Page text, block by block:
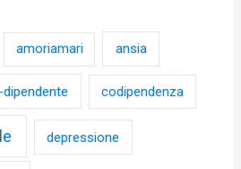
amoriamari ansia
codipendenza
depressione